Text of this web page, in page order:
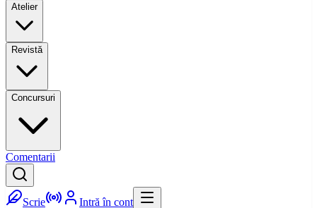
Atelier
Revistă
Concursuri
Comentarii
Scrie Intră în cont